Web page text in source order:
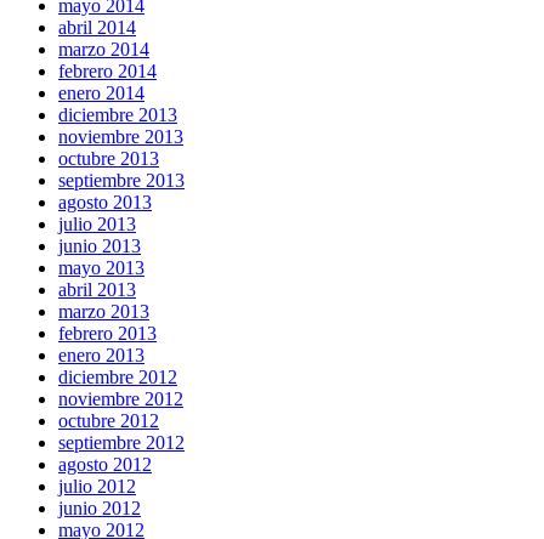
mayo 2014
abril 2014
marzo 2014
febrero 2014
enero 2014
diciembre 2013
noviembre 2013
octubre 2013
septiembre 2013
agosto 2013
julio 2013
junio 2013
mayo 2013
abril 2013
marzo 2013
febrero 2013
enero 2013
diciembre 2012
noviembre 2012
octubre 2012
septiembre 2012
agosto 2012
julio 2012
junio 2012
mayo 2012